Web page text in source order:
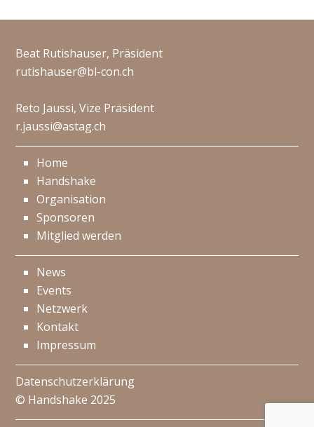
Beat Rutishauser, Präsident
rutishauser@bl-con.ch
Reto Jaussi, Vize Präsident
r.jaussi@astag.ch
Home
Handshake
Organisation
Sponsoren
Mitglied werden
News
Events
Netzwerk
Kontakt
Impressum
Datenschutzerklärung
© Handshake 2025